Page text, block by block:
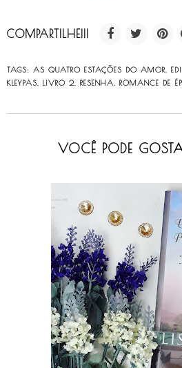
COMPARTILHE!!!
TAGS: AS QUATRO ESTAÇÕES DO AMOR
KLEYPAS
LIVRO 2 RESENHA ROMANCE DE
VOCÊ PODE